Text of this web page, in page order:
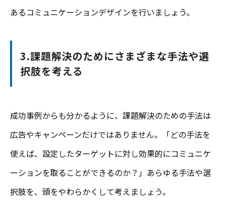
あるコミュニケーションデザインを行いましょう。
3.課題解決のためにさまざまな手法や選
択肢を考える
成功事例からも分かるように、課題解決のための手法は
広告やキャンペーンだけではありません。「どの手法を
使えば、設定したターゲットに対し効果的にコミュニケ
ーションを取ることができるのか？」あらゆる手法や選
択肢を、頭をやわらかくして考えましょう。